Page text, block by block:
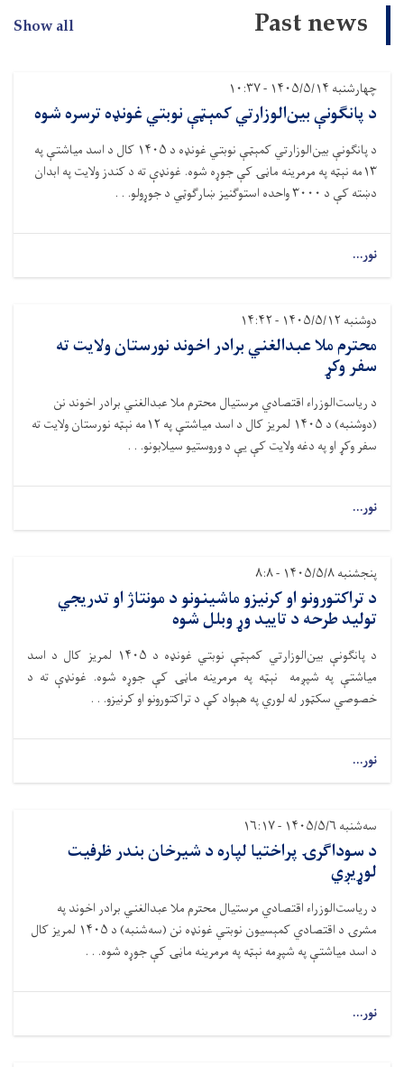
Past news
Show all
چهارشنبه ۱۴۰۵/۵/۱۴ - ۱۰:۳۷
د پانګونې بین‌الوزارتي کمېټې نوبتي غونډه ترسره شوه
د پانګونې بین‌الوزارتي کمېټې نوبتي غونډه د ۱۴۰۵ کال د اسد میاشتې په
۱۳مه نېټه په مرمرینه ماڼۍ کې جوړه شوه. غونډې ته د کندز ولایت په ابدان
دښته کې د ۳۰۰۰واحده استوګنیز ښارګوټي د جوړولو. . .
نور...
دوشنبه ۱۴۰۵/۵/۱۲ - ۱۴:۴۲
محترم ملا عبدالغني برادر اخوند نورستان ولایت ته
سفر وکړ
د ریاست‌الوزراء اقتصادي مرستیال محترم ملا عبدالغني برادر اخوند نن
(دوشنبه) د ۱۴۰۵ لمریز کال د اسد میاشتې په ۱۲مه نېټه نورستان ولایت ته
سفر وکړ او په دغه ولایت کې يې د وروستیو سیلابونو. . .
نور...
پنجشنبه ۱۴۰۵/۵/۸ - ۸:۸
د تراکتورونو او کرنیزو ماشینونو د مونتاژ او تدریجي
تولید طرحه د تایید وړ وبلل شوه
د پانګونې بین‌الوزارتي کمېټې نوبتي غونډه د ۱۴۰۵ لمریز کال د اسد
میاشتې په شپږمه نېټه په مرمرینه ماڼۍ کې جوړه شوه. غونډې ته د
خصوصي سکټور له لوري په هېواد کې د تراکتورونو او کرنیزو. . .
نور...
سه‌شنبه ۱۴۰۵/۵/۶ - ۱۶:۱۷
د سوداګرۍ پراختیا لپاره د شیرخان بندر ظرفیت
لوړیږي
د ریاست‌الوزراء اقتصادي مرستیال محترم ملا عبدالغني برادر اخوند په
مشرۍ د اقتصادي کمېسیون نوبتي غونډه نن (سه‌شنبه) د ۱۴۰۵ لمریز کال
د اسد میاشتې په شپږمه نېټه په مرمرینه ماڼۍ کې جوړه شوه. . .
نور...